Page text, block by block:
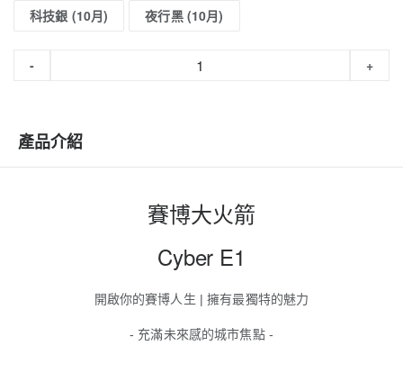
科技銀 (10月)
夜行黑 (10月)
- +
產品介紹
賽博大火箭
Cyber E1
開啟你的賽博人生 |擁有最獨特的魅力
- 充滿未來感的城市焦點-